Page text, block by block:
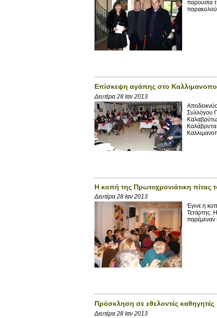
παρουσία
Επίσκεψη αγάπης στο
Δευτέρα 28 Ιαν 2013
Συλλόγου
H κοπή της Πρωτοχρονιάτικη
Δευτέρα 28 Ιαν 2013
Έγινε η
Τετάρτης.
παρέμεναν
Πρόσκληση σε εθελοντές καθηγητές
Δευτέρα 28 Ιαν 2013